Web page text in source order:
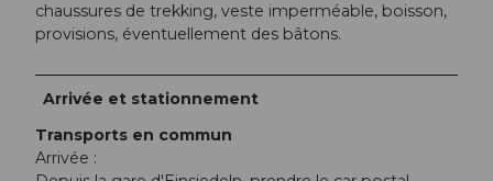
chaussures de trekking, veste imperméable, boisson,
provisions, éventuellement des bâtons.
Arrivée et stationnement
Transports en commun
Arrivée :